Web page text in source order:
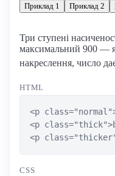
Приклад 1 Приклад 2
Три ступені
максимальний 900 —
накреслення, число
HTML
<p
<p
<p
CSS